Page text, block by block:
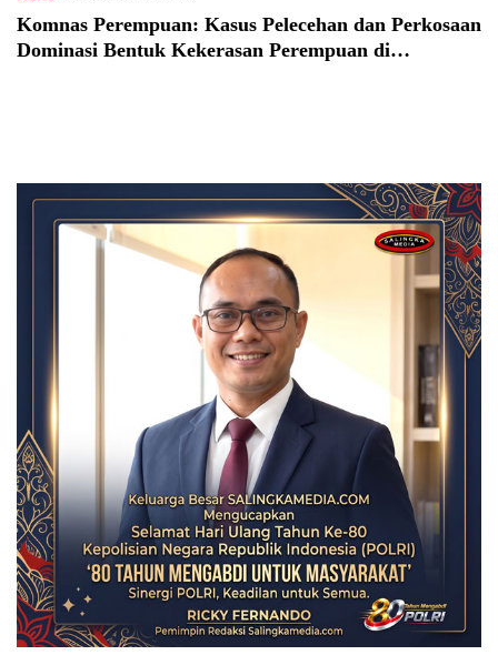
Komnas Perempuan: Kasus Pelecehan dan Perkosaan
Dominasi Bentuk Kekerasan Perempuan di